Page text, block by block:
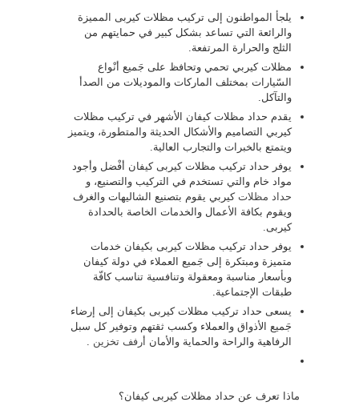
يلجأ المواطنون إلى تركيب مظلات كيربى المميزة
والرائعة التي تساعد بشكل كبير في حمايتهم من
الثلج والحرارة المرتفعة.
مظلات كيربي تحمي وتحافظ على جَميع أنْواع
السّيارات بمختلف الماركات والموديلات من الصدأ
والتآكل.
يقدم حداد مظلات كيفان الأشهر في تركيب مظلات
كيربي التصاميم والأشكال الحديثة والمتطورة، ويتميز
ويتمتع بالخبرات والتجارب العالية.
يوفر حداد تركيب مظلات كيربى كيفان أفْضل وأجود
مواد خام والتي تستخدم في التركيب والتصنيع، و
حداد مظلات كيربي يقوم بتصنيع الشاليهات والغرف
ويقوم بكافة الأعمال والخدمات الخاصة بالحدادة
كيربى.
يوفر حداد تركيب مظلات كيربى بكيفان خدمات
متميزة ومبتكرة إلى جَميع العملاء في دولة كيفان
وبأسعار مناسبة ومعقولة وتنافسية تناسب كافّة
طبقات الإجتماعية.
يسعى حداد تركيب مظلات كيربى بكيفان إلى إرضاء
جَميع الأذواق والعملاء وكسب ثقتهم وتوفير كل سبل
الرفاهية والراحة والحماية والأمان أرفف تخزين
ماذا تعرف عن حداد مظلات كيربى كيفان؟